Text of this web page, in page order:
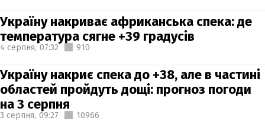
Україну накриває африканська спека: де
температура сягне +39 градусів
4 серпня, 07:32 910
Україну накриє спека до +38, але в частині
областей пройдуть дощі: прогноз погоди
на 3 серпня
3 серпня, 09:27 10966